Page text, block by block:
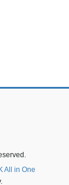
All in One